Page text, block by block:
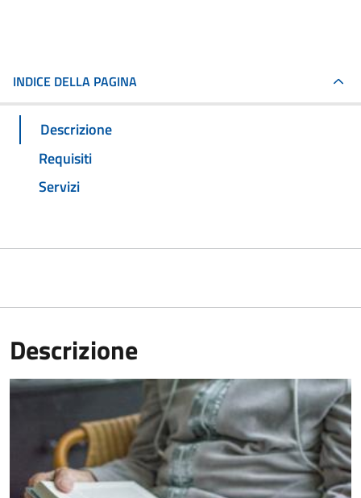
INDICE DELLA PAGINA
Descrizione
Requisiti
Servizi
Descrizione